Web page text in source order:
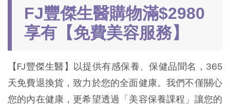
FJ豐傑生醫購物滿$2980
享有【免費美容服務】
【FJ豐傑生醫】以提供有感保養、保健品聞名，365
天免費退換貨，致力於您的全面健康。我們不僅關心
您的內在健康，更希望透過「美容保養課程」讓您的